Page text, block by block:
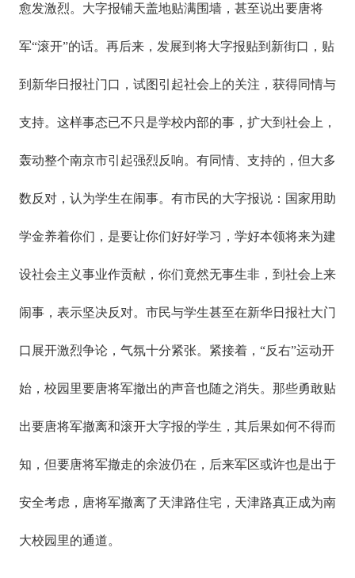
愈发激烈。大字报铺天盖地贴满围墙，甚至说出要唐将
军“滚开”的话。再后来，发展到将大字报贴到新街口，贴
到新华日报社门口，试图引起社会上的关注，获得同情与
支持。这样事态已不只是学校内部的事，扩大到社会上，
轰动整个南京市引起强烈反响。有同情、支持的，但大多
数反对，认为学生在闹事。有市民的大字报说：国家用助
学金养着你们，是要让你们好好学习，学好本领将来为建
设社会主义事业作贡献，你们竟然无事生非，到社会上来
闹事，表示坚决反对。市民与学生甚至在新华日报社大门
口展开激烈争论，气氛十分紧张。紧接着，“反右”运动开
始，校园里要唐将军撤出的声音也随之消失。那些勇敢贴
出要唐将军撤离和滚开大字报的学生，其后果如何不得而
知，但要唐将军撤走的余波仍在，后来军区或许也是出于
安全考虑，唐将军撤离了天津路住宅，天津路真正成为南
大校园里的通道。